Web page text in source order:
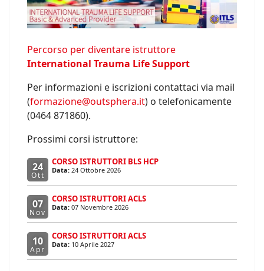
Percorso per diventare istruttore
International Trauma Life Support
Per informazioni e iscrizioni contattaci via mail
(formazione@outsphera.it) o telefonicamente
(0464 871860).
Prossimi corsi istruttore:
24
Ott
CORSO ISTRUTTORI BLS HCP
Data: 24 Ottobre 2026
07
Nov
CORSO ISTRUTTORI ACLS
Data: 07 Novembre 2026
10
Apr
CORSO ISTRUTTORI ACLS
Data: 10 Aprile 2027